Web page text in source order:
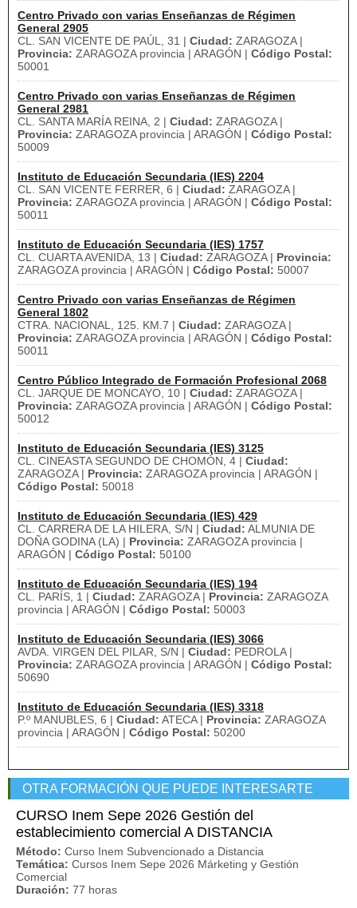
Centro Privado con varias Enseñanzas de Régimen
General 2905
CL. SAN VICENTE DE PAÚL, 31 | Ciudad: ZARAGOZA |
Provincia: ZARAGOZA provincia | ARAGÓN | Código Postal:
50001
Centro Privado con varias Enseñanzas de Régimen
General 2981
CL. SANTA MARÍA REINA, 2 | Ciudad: ZARAGOZA |
Provincia: ZARAGOZA provincia | ARAGÓN | Código Postal:
50009
Instituto de Educación Secundaria (IES) 2204
CL. SAN VICENTE FERRER, 6 | Ciudad: ZARAGOZA |
Provincia: ZARAGOZA provincia | ARAGÓN | Código Postal:
50011
Instituto de Educación Secundaria (IES) 1757
CL. CUARTA AVENIDA, 13 | Ciudad: ZARAGOZA | Provincia:
ZARAGOZA provincia | ARAGÓN | Código Postal: 50007
Centro Privado con varias Enseñanzas de Régimen
General 1802
CTRA. NACIONAL, 125. KM.7 | Ciudad: ZARAGOZA |
Provincia: ZARAGOZA provincia | ARAGÓN | Código Postal:
50011
Centro Público Integrado de Formación Profesional 2068
CL. JARQUE DE MONCAYO, 10 | Ciudad: ZARAGOZA |
Provincia: ZARAGOZA provincia | ARAGÓN | Código Postal:
50012
Instituto de Educación Secundaria (IES) 3125
CL. CINEASTA SEGUNDO DE CHOMÓN, 4 | Ciudad:
ZARAGOZA | Provincia: ZARAGOZA provincia | ARAGÓN |
Código Postal: 50018
Instituto de Educación Secundaria (IES) 429
CL. CARRERA DE LA HILERA, S/N | Ciudad: ALMUNIA DE
DOÑA GODINA (LA) | Provincia: ZARAGOZA provincia |
ARAGÓN | Código Postal: 50100
Instituto de Educación Secundaria (IES) 194
CL. PARÍS, 1 | Ciudad: ZARAGOZA | Provincia: ZARAGOZA
provincia | ARAGÓN | Código Postal: 50003
Instituto de Educación Secundaria (IES) 3066
AVDA. VIRGEN DEL PILAR, S/N | Ciudad: PEDROLA |
Provincia: ZARAGOZA provincia | ARAGÓN | Código Postal:
50690
Instituto de Educación Secundaria (IES) 3318
P.º MANUBLES, 6 | Ciudad: ATECA | Provincia: ZARAGOZA
provincia | ARAGÓN | Código Postal: 50200
OTRA FORMACIÓN QUE PUEDE INTERESARTE
CURSO Inem Sepe 2026 Gestión del
establecimiento comercial A DISTANCIA
Método: Curso Inem Subvencionado a Distancia
Temática: Cursos Inem Sepe 2026 Márketing y Gestión
Comercial
Duración: 77 horas